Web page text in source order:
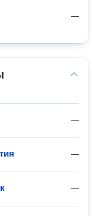
—
—
—
—